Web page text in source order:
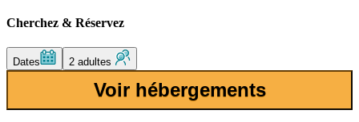
Cherchez & Réservez
Dates 2 adultes
Voir hébergements